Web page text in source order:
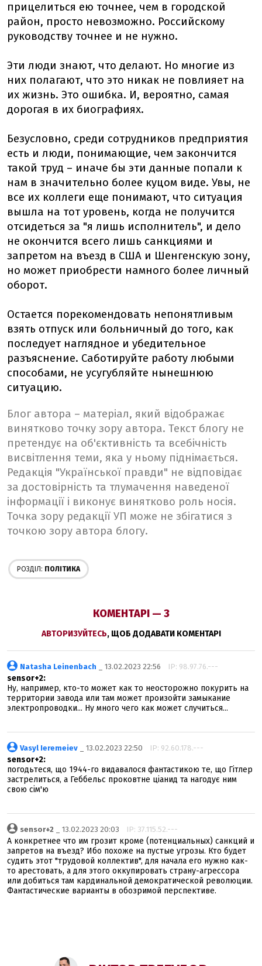
прицелиться ею точнее, чем в городской
район, просто невозможно. Российскому
руководству точнее и не нужно.
Эти люди знают, что делают. Но многие из
них полагают, что это никак не повлияет на
их жизнь. Это ошибка. И, вероятно, самая
дорогая в их биографиях.
Безусловно, среди сотрудников предприятия
есть и люди, понимающие, чем закончится
такой труд – иначе бы эти данные попали к
нам в значительно более куцом виде. Увы, не
все их коллеги еще понимают, что ситуация
вышла на тот уровень, когда не получится
отсидеться за "я лишь исполнитель", и дело
не окончится всего лишь санкциями и
запретом на въезд в США и Шенгенскую зону,
но может приобрести намного более личный
оборот.
Остается порекомендовать непонятливым
взять отпуск или больничный до того, как
последует наглядное и убедительное
разъяснение. Саботируйте работу любыми
способами, не усугубляйте нынешнюю
ситуацию.
Блог автора – матеріал, який відображає
винятково точку зору автора. Текст блогу не
претендує на об'єктивність та всебічність
висвітлення теми, яка у ньому піднімається.
Редакція "Української правди" не відповідає
за достовірність та тлумачення наведеної
інформації і виконує винятково роль носія.
Точка зору редакції УП може не збігатися з
точкою зору автора блогу.
РОЗДІЛ: ПОЛІТИКА
КОМЕНТАРІ — 3
АВТОРИЗУЙТЕСЬ, ЩОБ ДОДАВАТИ КОМЕНТАРІ
Natasha Leinenbach _ 13.02.2023 22:56 IP: 98.97.76.---
sensor+2:
Ну, например, кто-то может как то неосторожно покурить на
территории завода или там может произойти замыкание
электропроводки... Ну много чего как может случиться...
Vasyl Ieremeiev _ 13.02.2023 22:50 IP: 92.60.178.---
sensor+2:
погодьтеся, що 1944-го видавалося фантастикою те, що Гітлер
застрелиться, а Геббельс проковтне ціанид та нагодує ним
свою сім'ю
sensor+2 _ 13.02.2023 20:03 IP: 37.115.52.---
А конкретнее что им грозит кроме (потенциальных) санкций и
запретов на въезд? Ибо похоже на пустые угрозы. Кто будет
судить этот "трудовой коллектив", для начала его нужно как-
то арестовать, а для этого оккупировать страну-агрессора
или добиться там кардинальной демократической революции.
Фантастические варианты в обозримой перспективе.